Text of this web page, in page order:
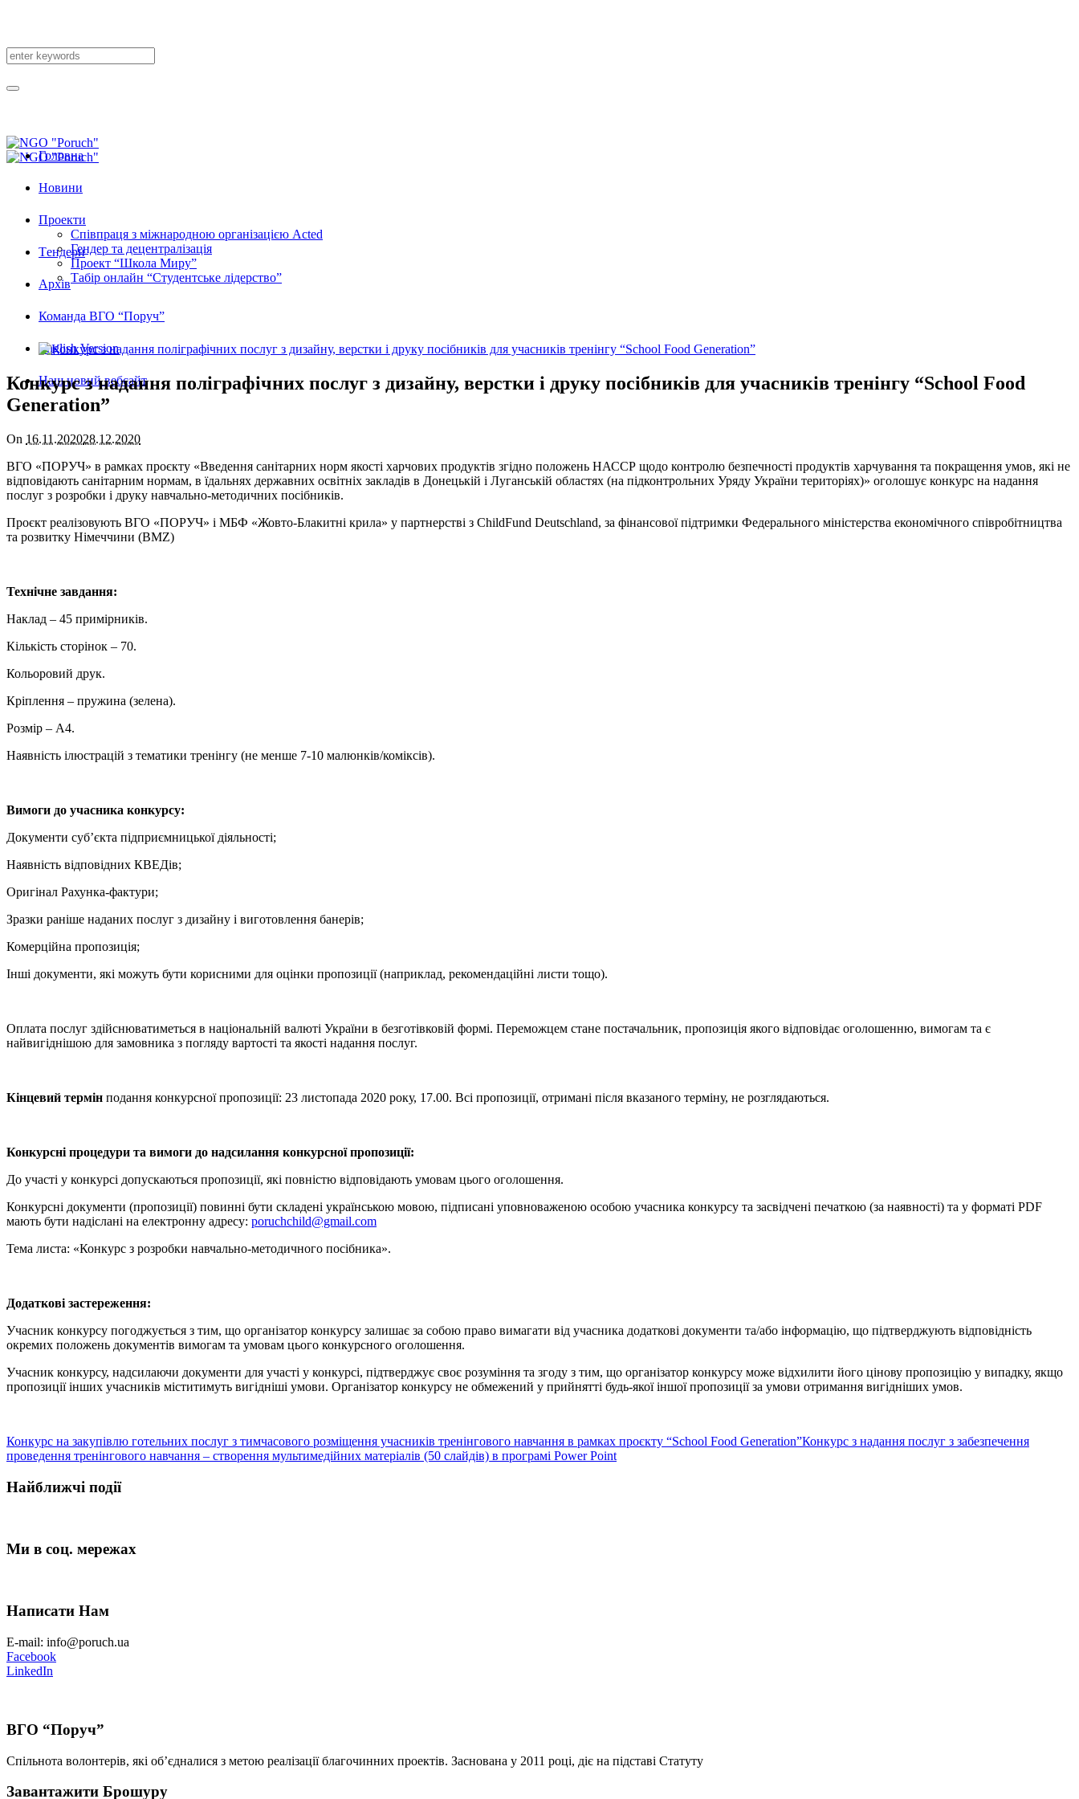
Головна
Новини
Проекти
Співпраця з міжнародною організацією Acted
Гендер та децентралізація
Проект “Школа Миру”
Табір онлайн “Студентське лідерство”
Tендери
Архів
Команда ВГО “Поруч”
English Version
Наш новий вебсайт
Конкурс з надання поліграфічних послуг з дизайну, верстки і друку посібників для учасників тренінгу “School Food
Generation”
On 16.11.202028.12.2020
ВГО «ПОРУЧ» в рамках проєкту «Введення санітарних норм якості харчових продуктів згідно положень НАССР щодо контролю безпечності продуктів харчування та покращення умов, які не
відповідають санітарним нормам, в їдальнях державних освітніх закладів в Донецькій і Луганській областях (на підконтрольних Уряду України територіях)» оголошує конкурс на надання
послуг з розробки і друку навчально-методичних посібників.
Проєкт реалізовують ВГО «ПОРУЧ» і МБФ «Жовто-Блакитні крила» у партнерстві з ChildFund Deutschland, за фінансової підтримки Федерального міністерства економічного співробітництва
та розвитку Німеччини (BMZ)
Технічне завдання:
Наклад – 45 примірників.
Кількість сторінок – 70.
Кольоровий друк.
Кріплення – пружина (зелена).
Розмір – А4.
Наявність ілюстрацій з тематики тренінгу (не менше 7-10 малюнків/коміксів).
Вимоги до учасника конкурсу:
Документи суб’єкта підприємницької діяльності;
Наявність відповідних КВЕДів;
Оригінал Рахунка-фактури;
Зразки раніше наданих послуг з дизайну і виготовлення банерів;
Комерційна пропозиція;
Інші документи, які можуть бути корисними для оцінки пропозиції (наприклад, рекомендаційні листи тощо).
Оплата послуг здійснюватиметься в національній валюті України в безготівковій формі. Переможцем стане постачальник, пропозиція якого відповідає оголошенню, вимогам та є
найвигіднішою для замовника з погляду вартості та якості надання послуг.
Кінцевий термін подання конкурсної пропозиції: 23 листопада 2020 року, 17.00. Всі пропозиції, отримані після вказаного терміну, не розглядаються.
Конкурсні процедури та вимоги до надсилання конкурсної пропозиції:
До участі у конкурсі допускаються пропозиції, які повністю відповідають умовам цього оголошення.
Конкурсні документи (пропозиції) повинні бути складені українською мовою, підписані уповноваженою особою учасника конкурсу та засвідчені печаткою (за наявності) та у форматі PDF
мають бути надіслані на електронну адресу: poruchchild@gmail.com
Тема листа: «Конкурс з розробки навчально-методичного посібника».
Додаткові застереження:
Учасник конкурсу погоджується з тим, що організатор конкурсу залишає за собою право вимагати від учасника додаткові документи та/або інформацію, що підтверджують відповідність
окремих положень документів вимогам та умовам цього конкурсного оголошення.
Учасник конкурсу, надсилаючи документи для участі у конкурсі, підтверджує своє розуміння та згоду з тим, що організатор конкурсу може відхилити його цінову пропозицію у випадку, якщо
пропозиції інших учасників міститимуть вигідніші умови. Організатор конкурсу не обмежений у прийнятті будь-якої іншої пропозиції за умови отримання вигідніших умов.
Конкурс на закупівлю готельних послуг з тимчасового розміщення учасників тренінгового навчання в рамках проєкту “School Food Generation”Конкурс з надання послуг з забезпечення
проведення тренінгового навчання – створення мультимедійних матеріалів (50 слайдів) в програмі Power Point
Найближчі події
Ми в соц. мережах
Написати Нам
E-mail: info@poruch.ua
Facebook
LinkedIn
ВГО “Поруч”
Спільнота волонтерів, які об’єдналися з метою реалізації благочинних проектів. Заснована у 2011 році, діє на підставі Статуту
Завантажити Брошуру